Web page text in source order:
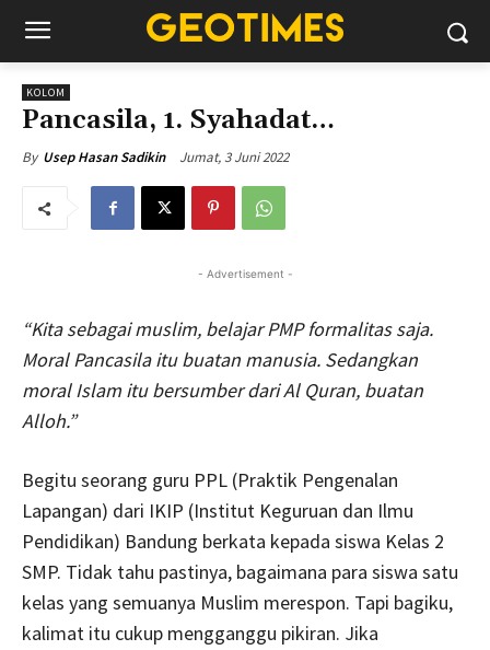
KOLOM
Pancasila, 1. Syahadat…
By Usep Hasan Sadikin Jumat, 3 Juni 2022
- Advertisement -
“Kita sebagai muslim, belajar PMP formalitas saja.
Moral Pancasila itu buatan manusia. Sedangkan
moral Islam itu bersumber dari Al Quran, buatan
Alloh.”
Begitu seorang guru PPL (Praktik Pengenalan
Lapangan) dari IKIP (Institut Keguruan dan Ilmu
Pendidikan) Bandung berkata kepada siswa Kelas 2
SMP. Tidak tahu pastinya, bagaimana para siswa satu
kelas yang semuanya Muslim merespon. Tapi bagiku,
kalimat itu cukup mengganggu pikiran. Jika